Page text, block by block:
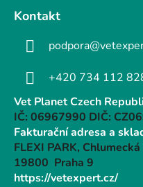
Kontakt
+420 734 112
Vet Planet Czech
IČ: 06967990 DIČ:
Fakturační adresa a
FLEXI PARK,
19800 Praha 9
https://vetexpert.cz/